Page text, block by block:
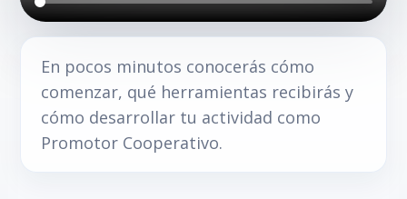
En pocos minutos conocerás cómo
comenzar, qué herramientas recibirás y
cómo desarrollar tu actividad como
Promotor Cooperativo.